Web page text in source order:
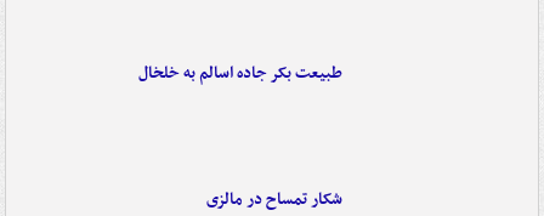
طبیعت بکر جاده اسالم به خلخال
شکار تمساح در مالزی